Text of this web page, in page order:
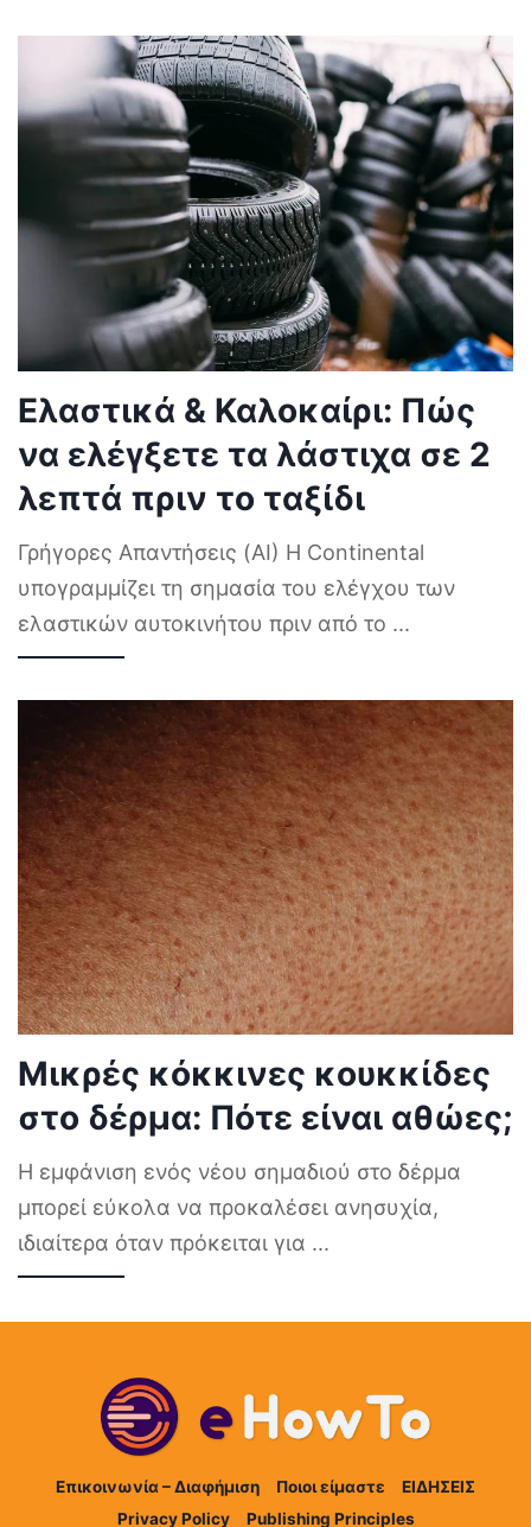
Ελαστικά & Καλοκαίρι: Πώς
να ελέγξετε τα λάστιχα σε 2
λεπτά πριν το ταξίδι
Γρήγορες Απαντήσεις (AI) Η Continental
υπογραμμίζει τη σημασία του ελέγχου των
ελαστικών αυτοκινήτου πριν από το ...
Μικρές κόκκινες κουκκίδες
στο δέρμα: Πότε είναι αθώες;
Η εμφάνιση ενός νέου σημαδιού στο δέρμα
μπορεί εύκολα να προκαλέσει ανησυχία,
ιδιαίτερα όταν πρόκειται για ...
Επικοινωνία – Διαφήμιση Ποιοι είμαστε
ΕΙΔΗΣΕΙΣ
Privacy Policy
Publishing Principles